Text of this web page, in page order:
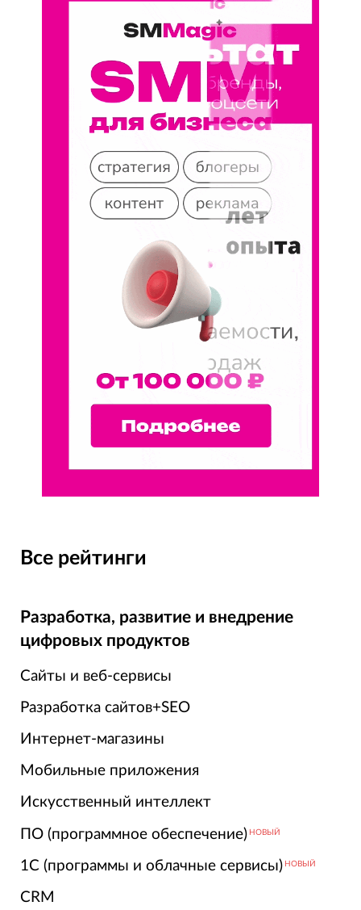
Все рейтинги
Разработка, развитие и внедрение
цифровых продуктов
Сайты и веб-сервисы
Разработка сайтов+SEO
Интернет-магазины
Мобильные приложения
Искусственный интеллект
ПО (программное обеспечение) НОВЫЙ
1С (программы и облачные сервисы) НОВЫЙ
CRM